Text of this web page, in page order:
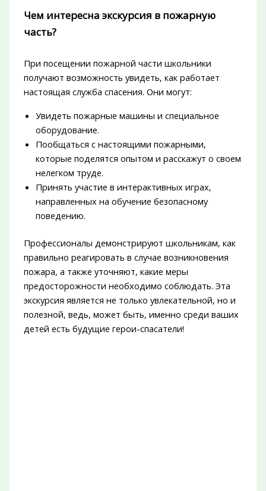
Чем интересна экскурсия в пожарную
часть?
При посещении пожарной части школьники
получают возможность увидеть, как работает
настоящая служба спасения. Они могут:
Увидеть пожарные машины и специальное
оборудование.
Пообщаться с настоящими пожарными,
которые поделятся опытом и расскажут о своем
нелегком труде.
Принять участие в интерактивных играх,
направленных на обучение безопасному
поведению.
Профессионалы демонстрируют школьникам, как
правильно реагировать в случае возникновения
пожара, а также уточняют, какие меры
предосторожности необходимо соблюдать. Эта
экскурсия является не только увлекательной, но и
полезной, ведь, может быть, именно среди ваших
детей есть будущие герои-спасатели!